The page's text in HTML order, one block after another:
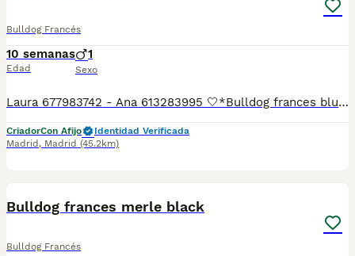
Bulldog Francés
10 semanas
Edad
1
Sexo
Laura 677983742 - Ana 613283995 🤍*Bulldog frances blue*🤍 ¿Buscas un nuevo compañero para tu hogar? ❤️ Tenemos preciosos cachorros listos para encontrar una familia responsable. ✅ Vacunados ✅ Desparasitados ✅ Cartilla sanitaria ✅ Garantías incluidas ✅ Máxima atención y cuidado Se hacen envíos a toda España: Andalucía: Almería, Cádiz, Córdoba, Granada, Huelva, Jaén, Málaga, Sevilla. Aragón: Huesca, Teruel, Zaragoza. Asturias: Oviedo. Baleares: Palma. Canarias: Las Palmas de Gran Canaria, Santa Cruz de Tenerife. Cantabria: Santander. Castilla-La Mancha: Albacete, Ciudad Real, Cuenca, Guadalajara, Toledo. Castilla y León: Ávila, Burgos, León, Palencia, Salamanca, Segovia, Soria, Valladolid, Zamora. Cataluña: Barcelona, Gerona (Girona), Lérida (Lleida), Tarragona .Comunidad Valenciana: Alicante, Castellón de la Plana, Valencia. Extremadura: Badajoz, Cáceres .Galicia: La Coruña (A Coruña), Lugo, Orense (Ourense), Pontevedra. La Rioja: Logroño. Madrid: Madrid .Murcia: Murcia. Navarra: Pamplona. País Vasco: Bilbao (Vizcaya), San Sebastián (Guipúzcoa), Vitoria (Álava). 🐾 Cachorros sanos, sociables y criados con mucho cariño. 📲 ¡Pregunta sin compromiso por disponibilidad, fotos y precios por mensaje privado!
CriadorCon Afijo
Identidad Verificada
Madrid , Madrid (45.2km)
Bulldog frances merle black
Bulldog Francés